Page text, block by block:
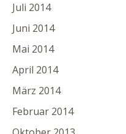
Juli 2014
Juni 2014
Mai 2014
April 2014
März 2014
Februar 2014